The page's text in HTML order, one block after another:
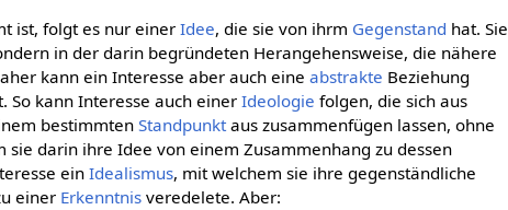
ist, folgt es nur einerIdee, die sie von ihrm Gegenstand hat. Sie
in der darin begründeten Herangehensweise, die nähere
kann ein Interesse aber auch eineabstrakte Beziehung
So kann Interesse auch einerIdeologie folgen, die sich aus
bestimmtenStandpunktaus zusammenfügen lassen, ohne
darin ihre Idee von einem Zusammenhang zu dessen
einIdealismus, mit welchem sie ihre gegenständliche
einer Erkenntnis veredelete. Aber: